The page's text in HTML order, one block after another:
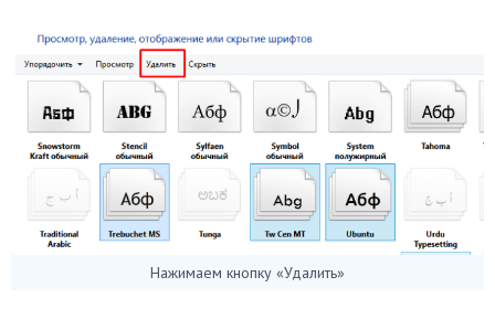
Нажимаем кнопку «Удалить»